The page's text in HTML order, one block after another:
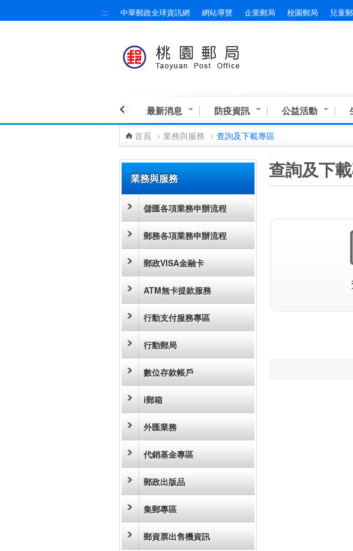
::: 中華郵政全球資訊網 網站導覽 企業郵局 校園郵局 兒童
最新消息 防疫資訊 公益活動
首頁 > 業務與服務 > 查詢及下載專區
業務與服務
儲匯各項業務申辦流程
郵務各項業務申辦流程
郵政VISA金融卡
ATM無卡提款服務
行動支付服務專區
行動郵局
數位存款帳戶
i郵箱
外匯業務
代銷基金專區
郵政出版品
集郵專區
郵資票出售機資訊
查詢及下